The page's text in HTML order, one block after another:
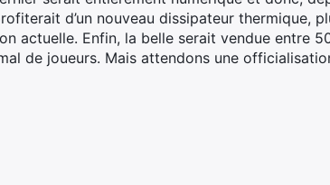
d’un nouveau dissipateur thermique,
actuelle. Enfin, la belle serait vendue entre
de joueurs. Mais attendons une